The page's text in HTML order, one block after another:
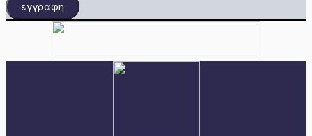
εγγραφη